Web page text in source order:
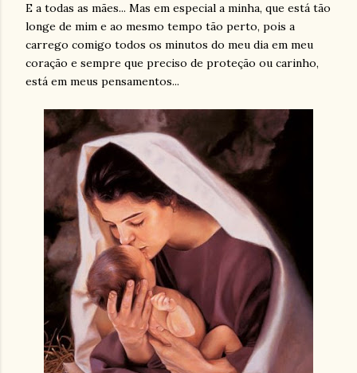
E a todas as mães... Mas em especial a minha, que está tão
longe de mim e ao mesmo tempo tão perto, pois a
carrego comigo todos os minutos do meu dia em meu
coração e sempre que preciso de proteção ou carinho,
está em meus pensamentos...